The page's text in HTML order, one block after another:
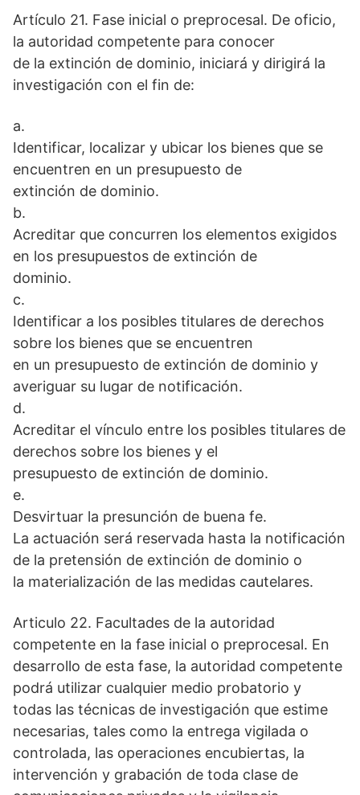
Artículo 21. Fase inicial o preprocesal. De oficio,
la autoridad competente para conocer
de la extinción de dominio, iniciará y dirigirá la
investigación con el fin de:
a.
Identificar, localizar y ubicar los bienes que se
encuentren en un presupuesto de
extinción de dominio.
b.
Acreditar que concurren los elementos exigidos
en los presupuestos de extinción de
dominio.
c.
Identificar a los posibles titulares de derechos
sobre los bienes que se encuentren
en un presupuesto de extinción de dominio y
averiguar su lugar de notificación.
d.
Acreditar el vínculo entre los posibles titulares de
derechos sobre los bienes y el
presupuesto de extinción de dominio.
e.
Desvirtuar la presunción de buena fe.
La actuación será reservada hasta la notificación
de la pretensión de extinción de dominio o
la materialización de las medidas cautelares.
Articulo 22. Facultades de la autoridad
competente en la fase inicial o preprocesal. En
desarrollo de esta fase, la autoridad competente
podrá utilizar cualquier medio probatorio y
todas las técnicas de investigación que estime
necesarias, tales como la entrega vigilada o
controlada, las operaciones encubiertas, la
intervención y grabación de toda clase de